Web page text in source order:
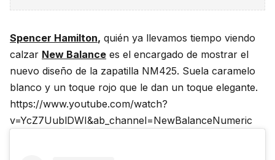
Spencer Hamilton, quién ya llevamos tiempo viendo
calzar New Balance es el encargado de mostrar el
nuevo diseño de la zapatilla NM425. Suela caramelo
blanco y un toque rojo que le dan un toque elegante.
https://www.youtube.com/watch?
v=YcZ7UublDWI&ab_channel=NewBalanceNumeric